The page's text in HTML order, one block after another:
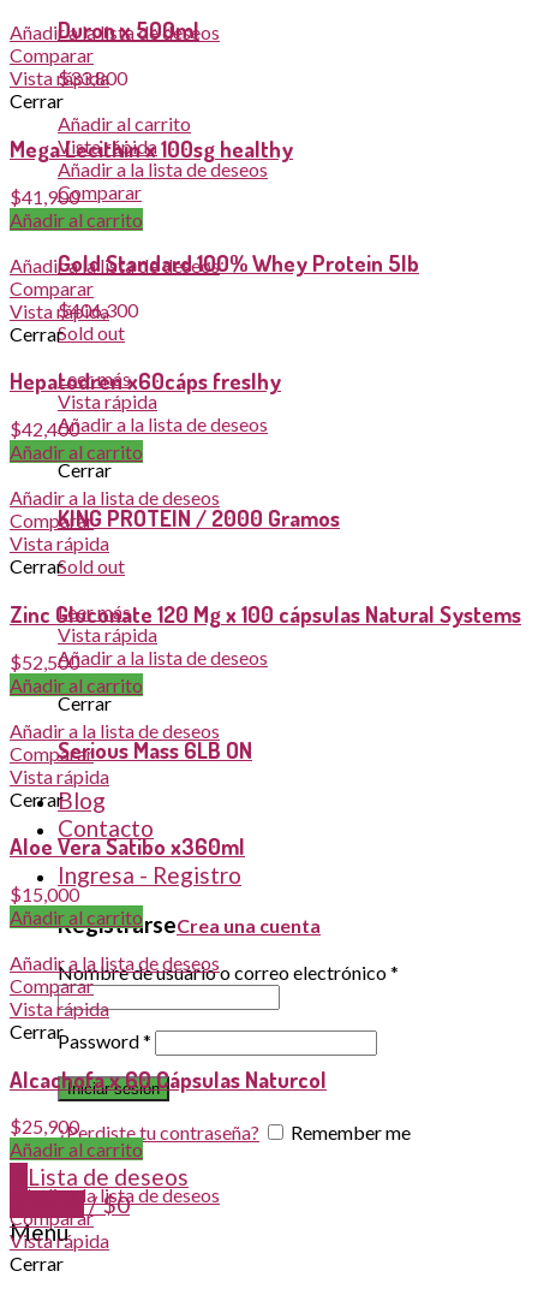
Duron x 500ml
$33,800
Añadir al carrito
Vista rápida
Añadir a la lista de deseos
Comparar
Cerrar
Gold Standard 100% Whey Protein 5lb
$406,300
Sold out
Leer más
Vista rápida
Añadir a la lista de deseos
Comparar
Cerrar
KING PROTEIN / 2000 Gramos
Sold out
Leer más
Vista rápida
Añadir a la lista de deseos
Comparar
Cerrar
Serious Mass 6LB ON
Blog
Contacto
Ingresa - Registro
RegistrarseCrea una cuenta
Nombre de usuario o correo electrónico*
Password*
Iniciar sesión
¿Perdiste tu contraseña? Remember me
Lista de deseos
/$0
Menu
Añadir a la lista de deseos
Comparar
Vista rápida
Cerrar
Mega Lecithin x 100sg healthy
$41,900
Añadir al carrito
Añadir a la lista de deseos
Comparar
Vista rápida
Cerrar
Hepatodren x60cáps freslhy
$42,400
Añadir al carrito
Añadir a la lista de deseos
Comparar
Vista rápida
Cerrar
Zinc Gluconate 120 Mg x 100 cápsulas Natural Systems
$52,500
Añadir al carrito
Añadir a la lista de deseos
Comparar
Vista rápida
Cerrar
Aloe Vera Satibo x360ml
$15,000
Añadir al carrito
Añadir a la lista de deseos
Comparar
Vista rápida
Cerrar
Alcachofa x 60 Cápsulas Naturcol
$25,900
Añadir al carrito
Añadir a la lista de deseos
Comparar
Vista rápida
Cerrar